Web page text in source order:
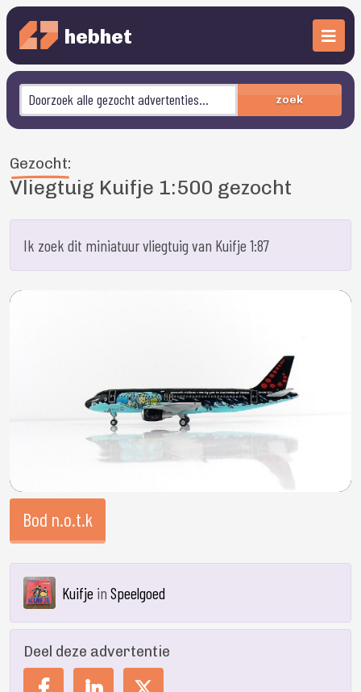
hebhet
zoek
Gezocht:
Vliegtuig Kuifje 1:500 gezocht
Ik zoek dit miniatuur vliegtuig van Kuifje 1:87
Bod n.o.t.k
Kuifje in Speelgoed
Deel deze advertentie